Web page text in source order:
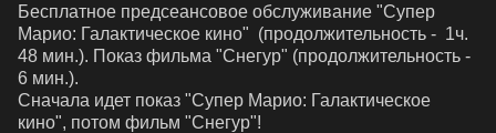
Бесплатное предсеансовое обслуживание "Супер
Марио: Галактическое кино"  (продолжительность -  1ч.
48 мин.). Показ фильма "Снегур" (продолжительность -
6 мин.).
Сначала идет показ "Супер Марио: Галактическое
кино", потом фильм "Снегур"!